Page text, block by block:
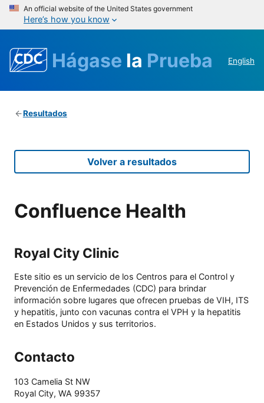
An official website of the United States government
Here’s how you know
Hágase la Prueba English
Resultados
Volver a resultados
Confluence Health
Royal City Clinic
Este sitio es un servicio de los Centros para el Control y
Prevención de Enfermedades (CDC) para brindar
información sobre lugares que ofrecen pruebas de VIH, ITS
y hepatitis, junto con vacunas contra el VPH y la hepatitis
en Estados Unidos y sus territorios.
Contacto
103 Camelia St NW
Royal City, WA 99357